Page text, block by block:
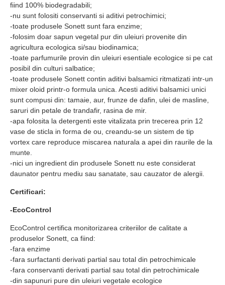
fiind 100% biodegradabili;
-nu sunt folositi conservanti si aditivi petrochimici;
-toate produsele Sonett sunt fara enzime;
-folosim doar sapun vegetal pur din uleiuri provenite din
agricultura ecologica si/sau biodinamica;
-toate parfumurile provin din uleiuri esentiale ecologice si pe cat
posibil din culturi salbatice;
-toate produsele Sonett contin aditivi balsamici ritmatizati intr-un
mixer oloid printr-o formula unica. Acesti aditivi balsamici unici
sunt compusi din: tamaie, aur, frunze de dafin, ulei de masline,
saruri din petale de trandafir, rasina de mir.
-apa folosita la detergenti este vitalizata prin trecerea prin 12
vase de sticla in forma de ou, creandu-se un sistem de tip
vortex care reproduce miscarea naturala a apei din raurile de la
munte.
-nici un ingredient din produsele Sonett nu este considerat
daunator pentru mediu sau sanatate, sau cauzator de alergii.
Certificari:
-EcoControl
EcoControl certifica monitorizarea criteriilor de calitate a
produselor Sonett, ca fiind:
-fara enzime
-fara surfactanti derivati partial sau total din petrochimicale
-fara conservanti derivati partial sau total din petrochimicale
-din sapunuri pure din uleiuri vegetale ecologice